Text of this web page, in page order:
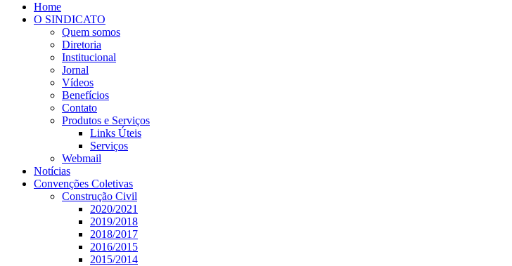
Home
O SINDICATO
Quem somos
Diretoria
Institucional
Jornal
Vídeos
Benefícios
Contato
Produtos e Serviços
Links Úteis
Serviços
Webmail
Notícias
Convenções Coletivas
Construção Civil
2020/2021
2019/2018
2018/2017
2016/2015
2015/2014